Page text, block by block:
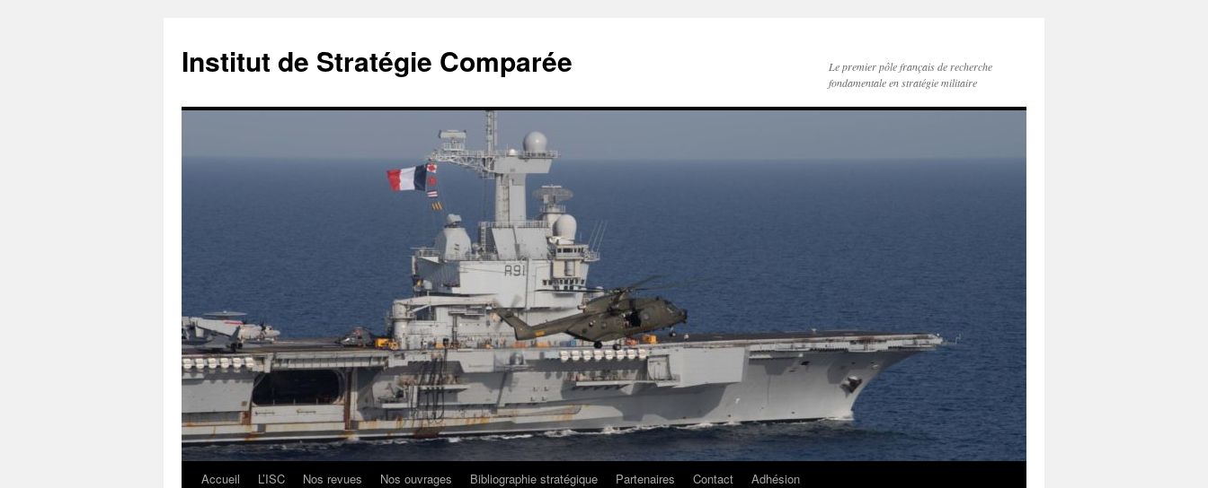
Institut de Stratégie Comparée
Le premier pôle français de recherche
fondamentale en stratégie militaire
Aller
Accueil L’ISC Nos revues Nos ouvrages Bibliographie stratégique Partenaires Contact Adhésion